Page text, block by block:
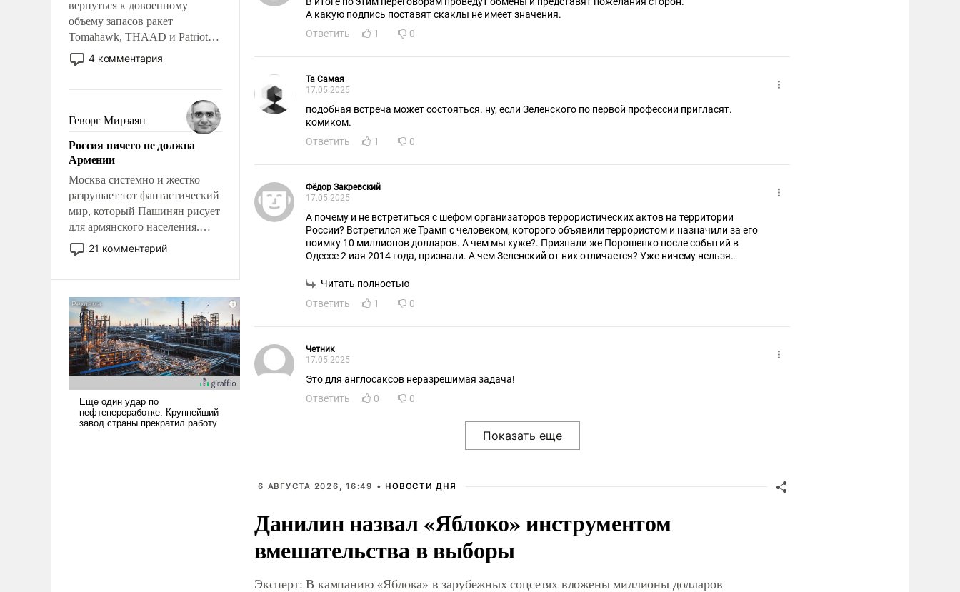
вернуться к довоенному
объему запасов ракет
Tomahawk, THAAD и Patriot
США потребуется более трех
лет. Даже небольшая война с
Сложившаяся ситуация
означает многолетний период
уязвимости США, например,
перед Китаем.
4 комментария
Геворг Мирзаян
Россия ничего не должна
Армении
Москва системно и жестко
разрушает тот фантастический
мир, который Пашинян рисует
для армянского населения.
Мир, где политические
прожекты будут безусловно
налогоплательщиков и где
Еревану за свои поступки не
нужно отвечать.
21 комментарий
А какую подпись поставят скаклы не имеет значения.
Ответить
1 0
Та Самая
17.05.2025
подобная встреча может состояться. ну, если Зеленского по первой профессии пригласят.
комиком.
Ответить
1 0
Фёдор Закревский
17.05.2025
А почему и не встретиться с шефом организаторов террористических актов на территории
России? Встретился же Трамп с человеком, которого объявили террористом и назначили за его
поимку 10 миллионов долларов. А чем мы хуже?. Признали же Порошенко после событий в
Одессе 2 иая 2014 года, признали. А чем Зеленский от них отличается? Уже ничему нельзя
Читать полностью
Ответить
1 0
Четник
17.05.2025
Это для англосаксов неразрешимая задача!
Ответить
0 0
6 АВГУСТА 2026, 16:49 • НОВОСТИ ДНЯ
Данилин назвал «Яблоко» инструментом
вмешательства в выборы
Эксперт: В кампанию «Яблока» в зарубежных соцсетях вложены миллионы долларов